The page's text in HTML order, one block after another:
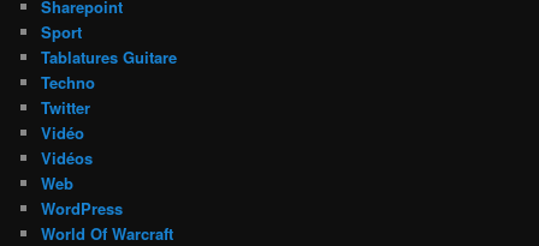
Sharepoint
Sport
Tablatures Guitare
Techno
Twitter
Vidéo
Vidéos
Web
WordPress
World Of Warcraft